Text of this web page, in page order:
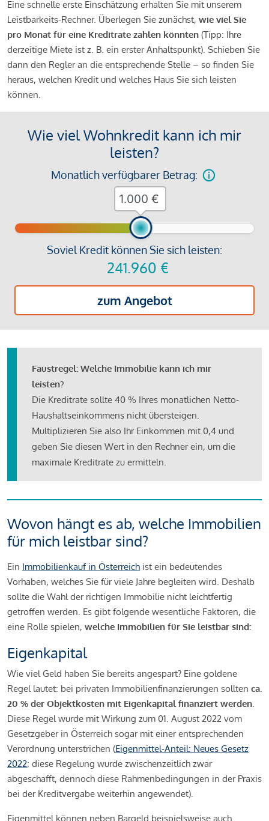
Eine schnelle erste Einschätzung erhalten Sie mit unserem
Leistbarkeits-Rechner. Überlegen Sie zunächst, wie viel Sie
pro Monat für eine Kreditrate zahlen könnten (Tipp: Ihre
derzeitige Miete ist z. B. ein erster Anhaltspunkt). Schieben Sie
dann den Regler an die entsprechende Stelle – so finden Sie
heraus, welchen Kredit und welches Haus Sie sich leisten
können.
Wie viel Wohnkredit kann ich mir
leisten?
Monatlich verfügbarer Betrag:
Soviel Kredit können Sie sich leisten:
241.960 €
zum Angebot
€
Faustregel: Welche Immobilie kann ich mir
leisten?
Die Kreditrate sollte 40 % Ihres monatlichen Netto-
Haushaltseinkommens nicht übersteigen.
Multiplizieren Sie also Ihr Einkommen mit 0,4 und
geben Sie diesen Wert in den Rechner ein, um die
maximale Kreditrate zu ermitteln.
Wovon hängt es ab, welche Immobilien
für mich leistbar sind?
Ein Immobilienkauf in Österreich ist ein bedeutendes
Vorhaben, welches Sie für viele Jahre begleiten wird. Deshalb
sollte die Wahl der richtigen Immobilie nicht leichtfertig
getroffen werden. Es gibt folgende wesentliche Faktoren, die
eine Rolle spielen, welche Immobilien für Sie leistbar sind:
Eigenkapital
Wie viel Geld haben Sie bereits angespart? Eine goldene
Regel lautet: bei privaten Immobilienfinanzierungen sollten ca.
20 % der Objektkosten mit Eigenkapital finanziert werden.
Diese Regel wurde mit Wirkung zum 01. August 2022 vom
Gesetzgeber in Österreich sogar mit einer entsprechenden
Verordnung unterstrichen (Eigenmittel-Anteil: Neues Gesetz
2022; diese Regelung wurde zwischenzeitlich zwar
abgeschafft, dennoch diese Rahmenbedingungen in der Praxis
bei der Kreditvergabe weiterhin angewendet).
Eigenmittel können neben Bargeld beispielsweise auch